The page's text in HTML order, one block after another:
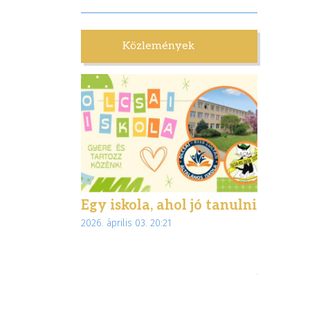
Közlemények
Egy iskola, ahol jó tanulni
2026. április 03. 20:21